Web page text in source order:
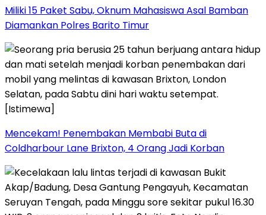
Miliki 15 Paket Sabu, Oknum Mahasiswa Asal Bamban
Diamankan Polres Barito Timur
Mencekam! Penembakan Membabi Buta di
Coldharbour Lane Brixton, 4 Orang Jadi Korban